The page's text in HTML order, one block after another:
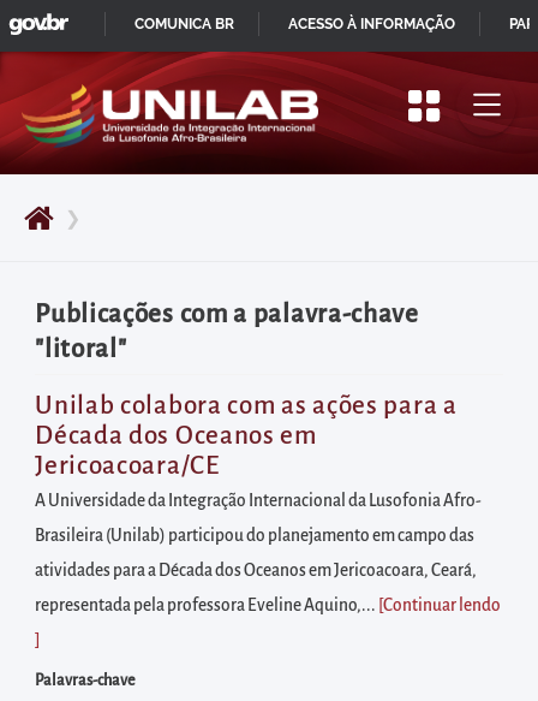
Pular
para
início
do
principal
Acessar
diretamente
o
menu
principal
Acessar
diretamente
à
área
realizar
❯
Publicações com a palavra-chave
"litoral"
Unilab colabora com as ações para a
Década dos Oceanos em
Jericoacoara/CE
A Universidade da Integração Internacional da Lusofonia Afro-
Brasileira (Unilab) participou do planejamento em campo das
atividades para a Década dos Oceanos em Jericoacoara, Ceará,
representada pela professora Eveline Aquino,... [Continuar lendo
Palavras-chave
IR
PARA
CONTEÚDO
GOVBR
COMUNICA BR ACESSO À INFORMAÇÃO